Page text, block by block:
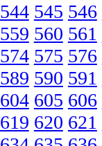
544 545 546
559 560 561
574 575 576
589 590 591
604 605 606
619 620 621